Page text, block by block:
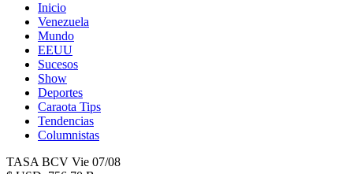
Inicio
Venezuela
Mundo
EEUU
Sucesos
Show
Deportes
Caraota Tips
Tendencias
Columnistas
TASA BCV Vie 07/08